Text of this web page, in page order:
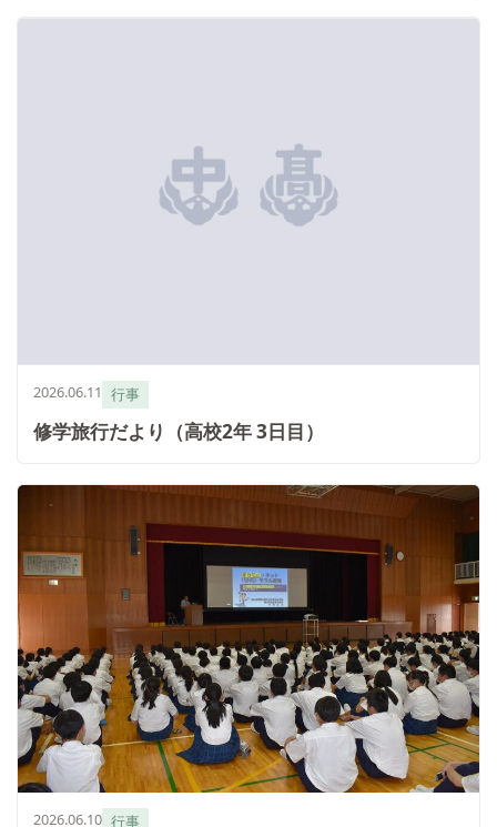
2026.06.11 行事
修学旅行だより（高校2年 3日目）
2026.06.10 行事